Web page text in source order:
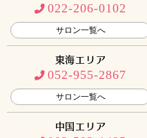
022-206-0102
サロン一覧へ
東海エリア
052-955-2867
サロン一覧へ
中国エリア